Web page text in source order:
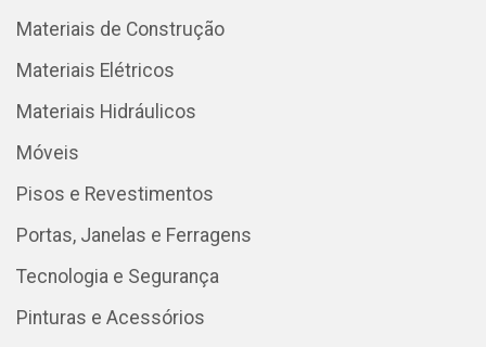
Materiais de Construção
Materiais Elétricos
Materiais Hidráulicos
Móveis
Pisos e Revestimentos
Portas, Janelas e Ferragens
Tecnologia e Segurança
Pinturas e Acessórios